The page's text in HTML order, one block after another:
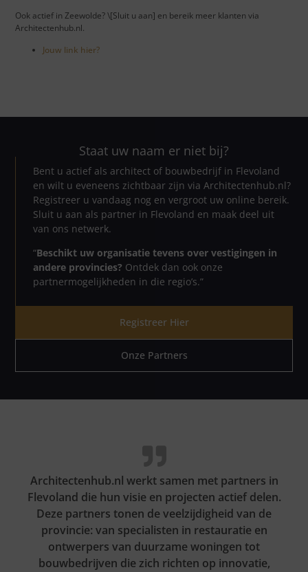
Ook actief in Zeewolde? \[Sluit u aan] en bereik meer klanten via
Architectenhub.nl.
Jouw link hier?
Staat uw naam er niet bij?
Bent u actief als architect of bouwbedrijf in Flevoland
en wilt u eveneens zichtbaar zijn via Architectenhub.nl?
Registreer u vandaag nog en vergroot uw online bereik.
Sluit u aan als partner in Flevoland en maak deel uit
van ons netwerk.
“Beschikt uw organisatie tevens over vestigingen in
andere provincies? Ontdek dan ook onze
partnermogelijkheden in die regio’s.”
Registreer Hier
Onze Partners
Architectenhub.nl werkt samen met partners in
Flevoland die hun visie en projecten actief delen.
Deze partners tonen de veelzijdigheid van de
provincie: van specialisten in restauratie en
ontwerpers van duurzame woningen tot
bouwbedrijven die zich richten op innovatie,